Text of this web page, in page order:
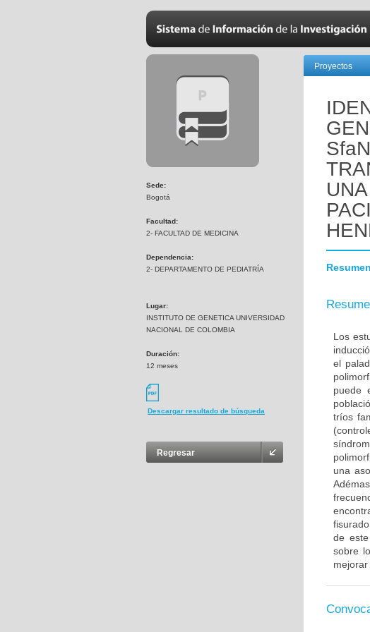
Sede:
Bogotá
Facultad:
2- FACULTAD DE MEDICINA
Dependencia:
2- DEPARTAMENTO DE PEDIATRÍA
Lugar:
INSTITUTO DE GENETICA UNIVERSIDAD
NACIONAL DE COLOMBIA
Duración:
12 meses
Descargar resultado de búsqueda
Regresar
Proyectos
Resumen
Los
el
puede
tríos
una
de
sobre
mejorar